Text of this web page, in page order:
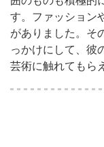
す。ファッション
がありました。そ
っかけにして、彼
芸術に触れてもら